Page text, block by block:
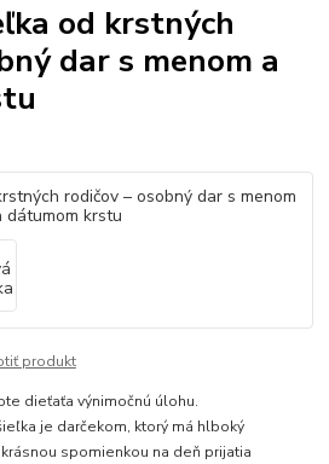
od krstných
dar s menom a
produkt
dieťaťa výnimočnú úlohu.
je darčekom, ktorý má hlboký
spomienkou na deň prijatia